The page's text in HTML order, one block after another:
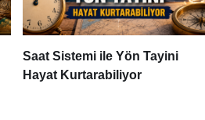
Saat Sistemi ile Yön Tayini
Hayat Kurtarabiliyor